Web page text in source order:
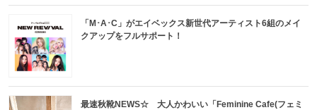
「M･A･C」がエイベックス新世代アーティスト6組のメイ
クアップをフルサポート！
最速秋靴NEWS☆ 大人かわいい「Feminine Cafe(フェミ